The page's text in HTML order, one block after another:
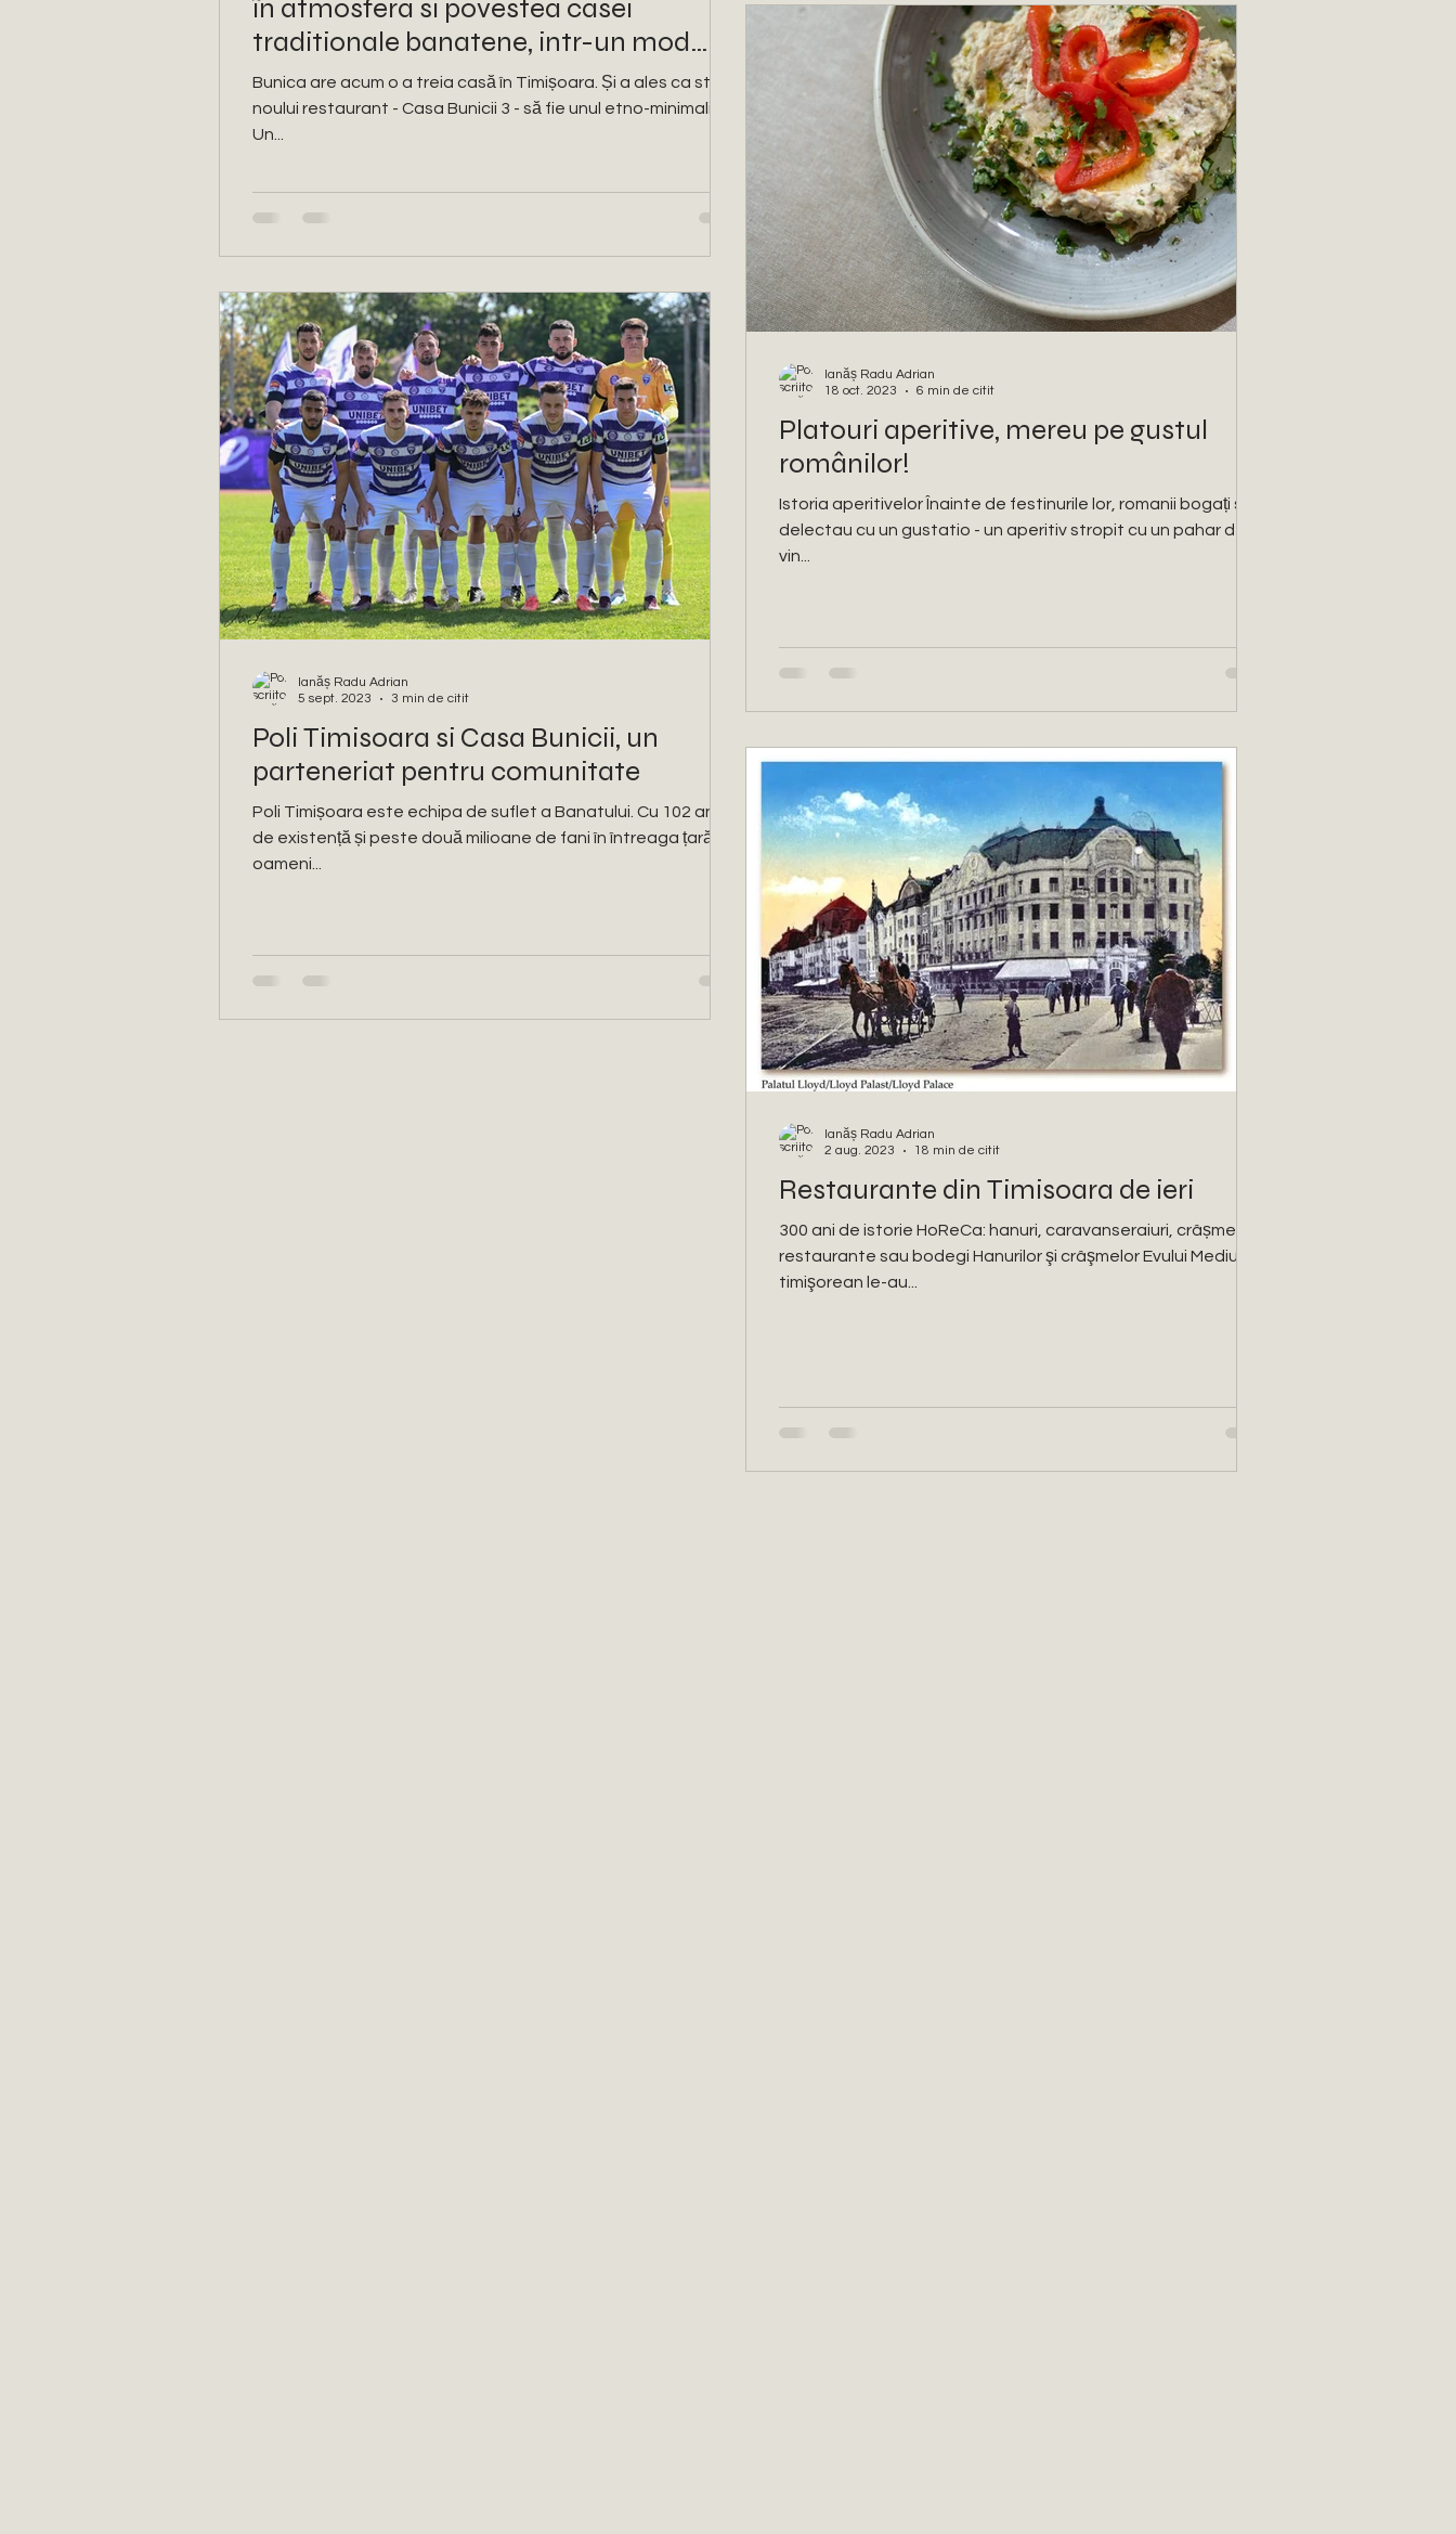
în atmosfera si povestea casei
traditionale banatene, intr-un mod
contemporan si reinterpretat
Bunica are acum o a treia casă în Timișoara. Și a ales ca stilul
noului restaurant - Casa Bunicii 3 - să fie unul etno-minimalist.
Un...
Platouri aperitive, mereu pe gustul
românilor!
Istoria aperitivelor Înainte de festinurile lor, romanii bogați se
delectau cu un gustatio - un aperitiv stropit cu un pahar de
vin...
Ianăș Radu Adrian
18 oct. 2023
6 min de citit
Poli Timisoara si Casa Bunicii, un
parteneriat pentru comunitate
Poli Timișoara este echipa de suflet a Banatului. Cu 102 ani
de existență și peste două milioane de fani în întreaga țară -
oameni...
Ianăș Radu Adrian
5 sept. 2023
3 min de citit
Restaurante din Timisoara de ieri
300 ani de istorie HoReCa: hanuri, caravanseraiuri, crâșme,
restaurante sau bodegi Hanurilor şi crâşmelor Evului Mediu
timişorean le-au...
Ianăș Radu Adrian
2 aug. 2023
18 min de citit